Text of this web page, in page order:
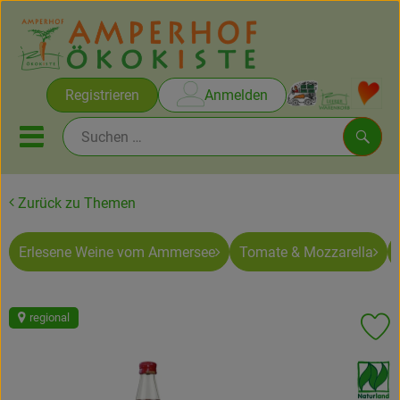
Registrieren Anmelden
Mobiles Menu öffnen oder
Rezepte
Themen
Zurück zu Themen
Erlesene Weine vom Ammersee Tomate & Mozzarella
regional
, Verband: